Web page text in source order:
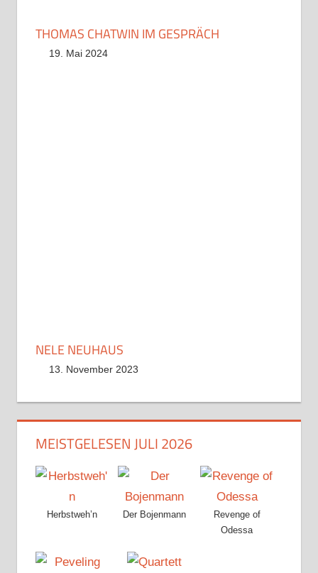
THOMAS CHATWIN IM GESPRÄCH
19. Mai 2024
NELE NEUHAUS
13. November 2023
MEISTGELESEN JULI 2026
Herbstweh’n Der Bojenmann
Revenge of
Odessa